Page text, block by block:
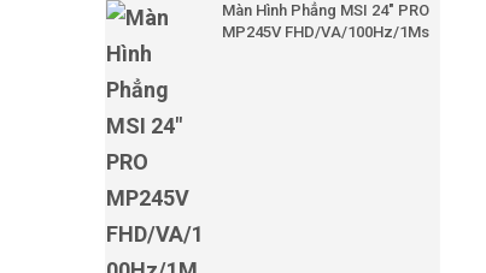
Màn Hình Phẳng MSI 24" PRO
MP245V FHD/VA/100Hz/1Ms